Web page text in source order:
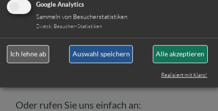
Weitere Jobs
Oder rufen Sie uns einfach an:
Google Analytics
Sammeln von Besucherstatistiken
Zweck: Besucher-Statistiken
Ich lehne ab Auswahl speichern Alle akzeptieren
Realisiert mit Klaro!